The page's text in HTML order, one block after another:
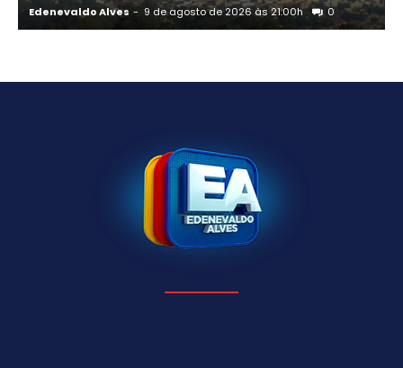
Edenevaldo Alves - 9 de agosto de 2026 às 21:00h 0